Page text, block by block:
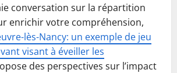
conversation sur la répartition
enrichir votre compréhension,
lès-Nancy: un exemple de jeu
visant à éveiller les
des perspectives sur l’impact